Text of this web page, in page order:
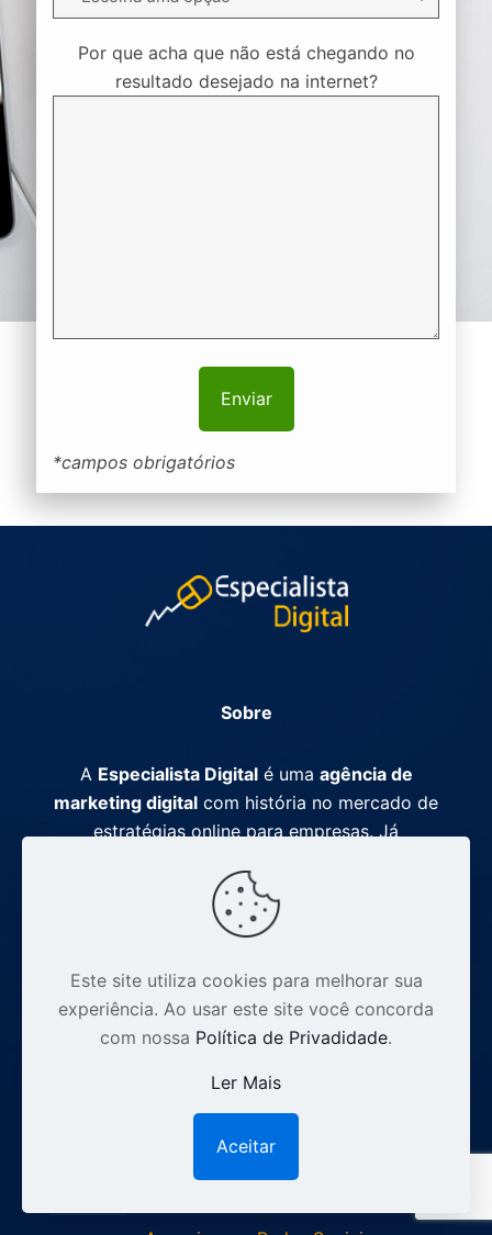
Por que acha que não está chegando no
resultado desejado na internet?
*campos obrigatórios
Sobre
A Especialista Digitalé uma agência de
marketing digital com história no mercado de
estratégias online para empresas. Já
entregues ao longo de 14 anos. Se manter
relevante por mais de uma década exige
consistência, compromisso e valores sólidos,
dentre eles, principalmente a transparência.
Anunciar no Google
Este site utiliza cookies para melhorar sua
experiência. Ao usar este site você concorda
com nossa Política de Privadidade.
Ler Mais
Aceitar